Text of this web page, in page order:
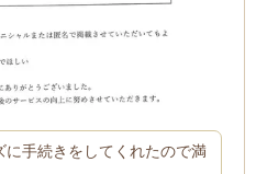
手続きをしてくれたので満